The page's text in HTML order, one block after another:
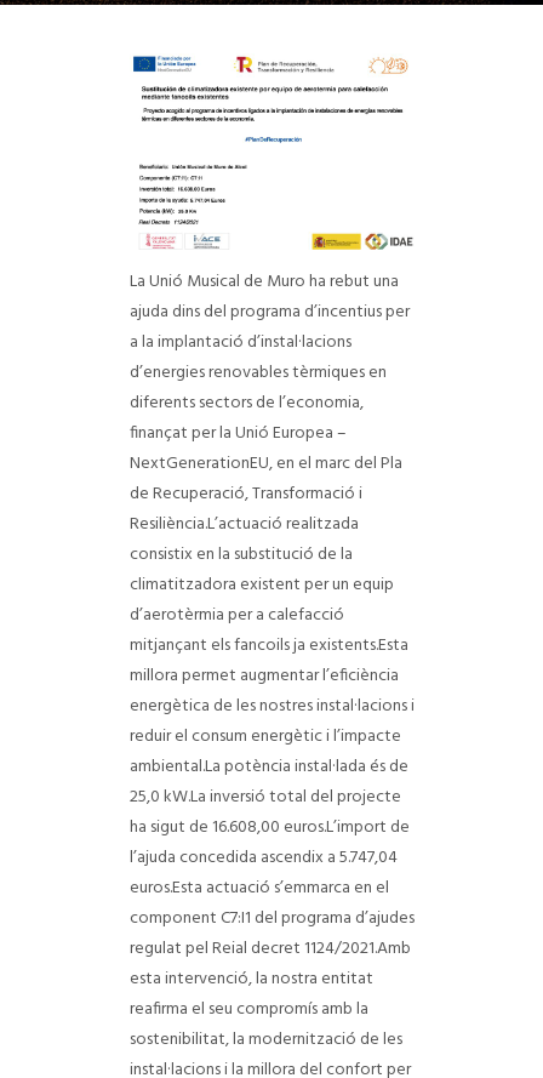
La Unió Musical de Muro ha rebut una
ajuda dins del programa d’incentius per
a la implantació d’instal·lacions
d’energies renovables tèrmiques en
diferents sectors de l’economia,
finançat per la Unió Europea –
NextGenerationEU, en el marc del Pla
de Recuperació, Transformació i
Resiliència.L’actuació realitzada
consistix en la substitució de la
climatitzadora existent per un equip
d’aerotèrmia per a calefacció
mitjançant els fancoils ja existents.Esta
millora permet augmentar l’eficiència
energètica de les nostres instal·lacions i
reduir el consum energètic i l’impacte
ambiental.La potència instal·lada és de
25,0 kW.La inversió total del projecte
ha sigut de 16.608,00 euros.L’import de
l’ajuda concedida ascendix a 5.747,04
euros.Esta actuació s’emmarca en el
component C7:I1 del programa d’ajudes
regulat pel Reial decret 1124/2021.Amb
esta intervenció, la nostra entitat
reafirma el seu compromís amb la
sostenibilitat, la modernització de les
instal·lacions i la millora del confort per